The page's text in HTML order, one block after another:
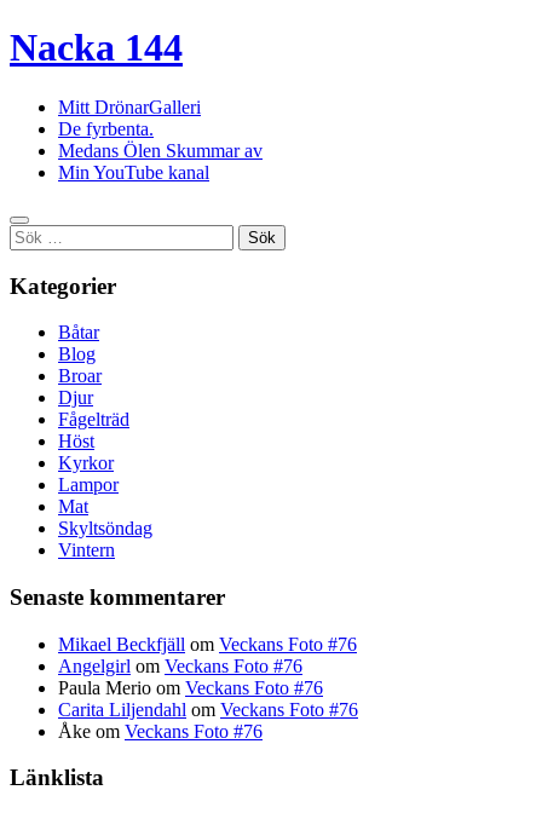
Nacka 144
Mitt DrönarGalleri
De fyrbenta.
Medans Ölen Skummar av
Min YouTube kanal
Sök
efter:
Kategorier
Båtar
Blog
Broar
Djur
Fågelträd
Höst
Kyrkor
Lampor
Mat
Skyltsöndag
Vintern
Senaste kommentarer
Mikael Beckfjäll om Veckans Foto #76
Angelgirl om Veckans Foto #76
Paula Merio om Veckans Foto #76
Carita Liljendahl om Veckans Foto #76
Åke om Veckans Foto #76
Länklista